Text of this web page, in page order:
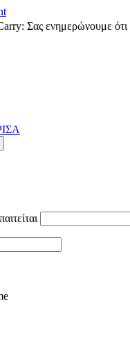
Σας ενημερώνουμε ότι